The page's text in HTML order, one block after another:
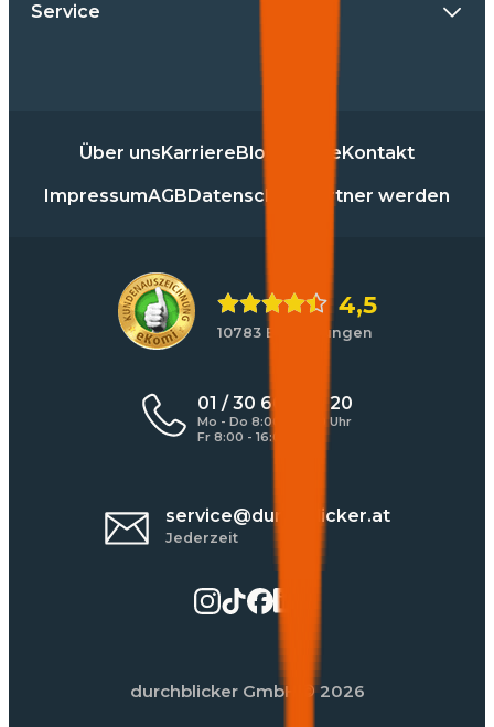
Service
Über unsKarriereBlog PresseKontakt
ImpressumAGBDatenschutz Partner werden
4,5
10783 Bewertungen
01 / 30 60 900 20
Mo - Do 8:00 - 17:00 Uhr
Fr 8:00 - 16:00 Uhr
service@durchblicker.at
Jederzeit
durchblicker GmbH © 2026